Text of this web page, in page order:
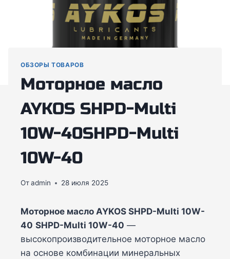
ОБЗОРЫ ТОВАРОВ
Моторное масло
AYKOS SHPD-Multi
10W-40SHPD-Multi
10W-40
Отadmin 28 июля 2025
Моторное масло AYKOS SHPD-Multi 10W-
40 SHPD-Multi 10W-40 —
высокопроизводительное моторное масло
на основе комбинации минеральных